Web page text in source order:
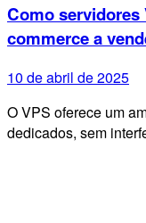
Como servidores
commerce a
10 de abril de 2025
O VPS oferece um
dedicados, sem